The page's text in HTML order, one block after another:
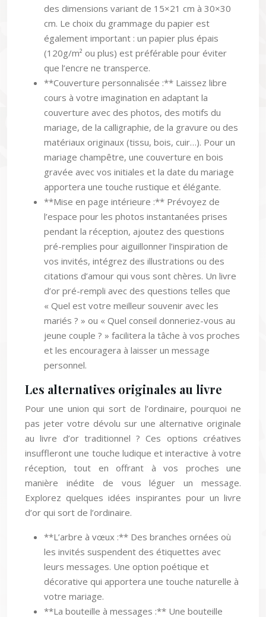
des dimensions variant de 15×21 cm à 30×30
cm. Le choix du grammage du papier est
également important : un papier plus épais
(120g/m² ou plus) est préférable pour éviter
que l’encre ne transperce.
**Couverture personnalisée :** Laissez libre
cours à votre imagination en adaptant la
couverture avec des photos, des motifs du
mariage, de la calligraphie, de la gravure ou des
matériaux originaux (tissu, bois, cuir…). Pour un
mariage champêtre, une couverture en bois
gravée avec vos initiales et la date du mariage
apportera une touche rustique et élégante.
**Mise en page intérieure :** Prévoyez de
l’espace pour les photos instantanées prises
pendant la réception, ajoutez des questions
pré-remplies pour aiguillonner l’inspiration de
vos invités, intégrez des illustrations ou des
citations d’amour qui vous sont chères. Un livre
d’or pré-rempli avec des questions telles que
« Quel est votre meilleur souvenir avec les
mariés ? » ou « Quel conseil donneriez-vous au
jeune couple ? » facilitera la tâche à vos proches
et les encouragera à laisser un message
personnel.
Les alternatives originales au livre
Pour une union qui sort de l’ordinaire, pourquoi ne
pas jeter votre dévolu sur une alternative originale
au livre d’or traditionnel ? Ces options créatives
insuffleront une touche ludique et interactive à votre
réception, tout en offrant à vos proches une
manière inédite de vous léguer un message.
Explorez quelques idées inspirantes pour un livre
d’or qui sort de l’ordinaire.
**L’arbre à vœux :** Des branches ornées où
les invités suspendent des étiquettes avec
leurs messages. Une option poétique et
décorative qui apportera une touche naturelle à
votre mariage.
**La bouteille à messages :** Une bouteille